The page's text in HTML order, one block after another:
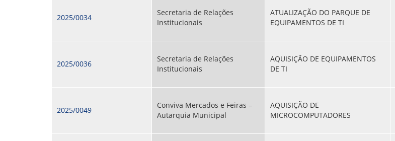
2025/0034
Secretaria de Relações
Institucionais
ATUALIZAÇÃO DO PARQUE DE
EQUIPAMENTOS DE TI
2025/0036
Secretaria de Relações
Institucionais
AQUISIÇÃO DE EQUIPAMENTOS
DE TI
2025/0049
Conviva Mercados e Feiras –
Autarquia Municipal
AQUISIÇÃO DE
MICROCOMPUTADORES